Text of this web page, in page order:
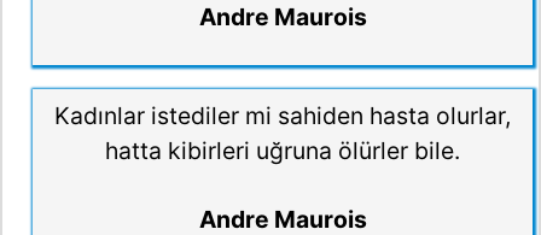
Andre Maurois
Kadınlar istediler mi sahiden hasta olurlar,
hatta kibirleri uğruna ölürler bile.
Andre Maurois